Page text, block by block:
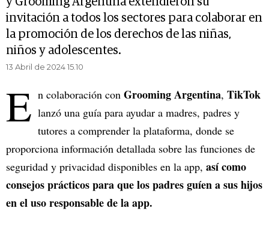
invitación a todos los sectores para colaborar en
la promoción de los derechos de las niñas,
niños y adolescentes.
13 Abril de 2024 15.10
E n colaboración con Grooming Argentina, TikTok
lanzó una guía para ayudar a madres, padres y
tutores a comprender la plataforma, donde se
proporciona información detallada sobre las funciones de
seguridad y privacidad disponibles en la app, así como
consejos prácticos para que los padres guíen a sus hijos
en el uso responsable de la app.